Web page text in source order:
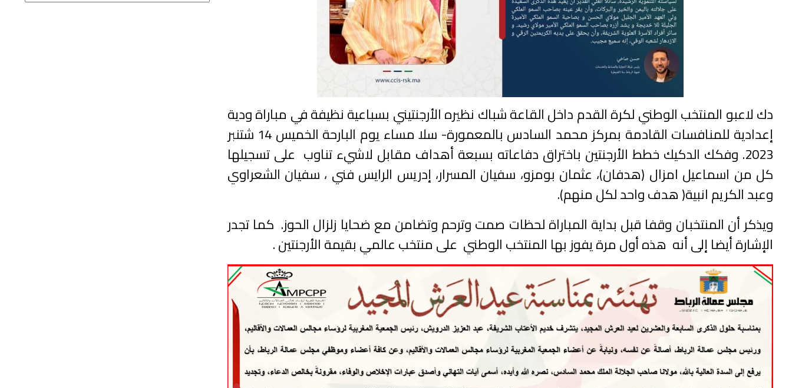
دك لاعبو المنتخب الوطني لكرة القدم داخل القاعة شباك نظيره الأرجنتيني بسباعية نظيفة في مباراة ودية
إعدادية للمنافسات القادمة بمركز محمد السادس بالمعمورة- سلا مساء يوم البارحة الخميس 14 شتنبر
2023. وفكك الدكيك خطط الأرجنتين باختراق دفاعاته بسبعة أهداف مقابل لاشيء تناوب على تسجيلها
كل من اسماعيل امزال (هدفان)، عثمان بومزو، سفيان المسرار، إدريس الرايس فني ، سفيان الشعراوي
وعبد الكريم انبية( هدف واحد لكل منهم).
ويذكر أن المنتخبان وقفا قبل بداية المباراة لحظات صمت وترحم وتضامن مع ضحايا زلزال الحوز. كما تجدر
الإشارة أيضا إلى أنه هذه أول مرة يفوز بها المنتخب الوطني على منتخب عالمي بقيمة الأرجنتين .